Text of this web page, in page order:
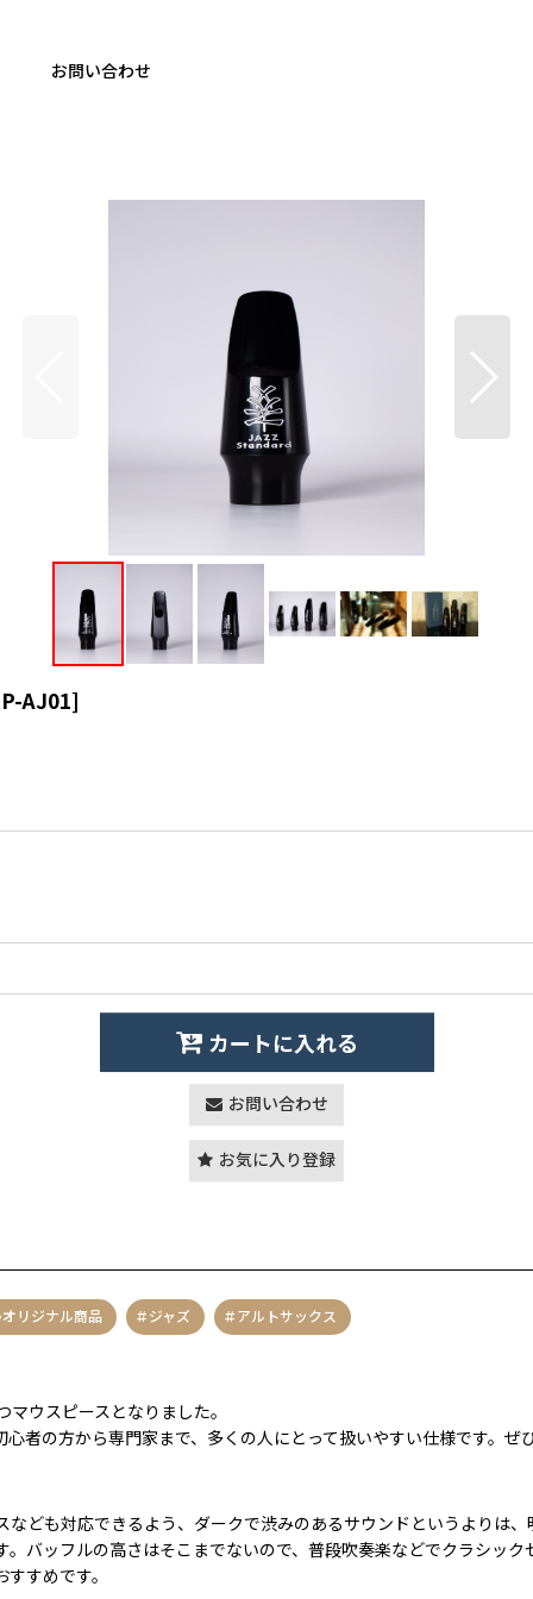
お問い合わせ
AJ01]
カートに入れる
お問い合わせ
お気に入り登録
リジナル商品 ジャズ アルトサックス
ウスピースとなりました。
者の方から専門家まで、多くの人にとって扱いやすい仕様です。ぜ
ども対応できるよう、ダークで渋みのあるサウンドというよりは
バッフルの高さはそこまでないので、普段吹奏楽などでクラシッ
すめです。